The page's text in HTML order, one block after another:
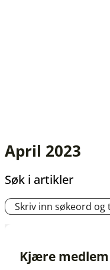
April 2023
Søk i artikler
Kjære medlem